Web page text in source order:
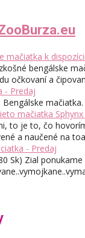
mačiatka k
bengálske
očkovaní a
- Predaj
Bengálske
mačiatka
to je to, čo
a naučené na
- Predaj
Sk) Zial